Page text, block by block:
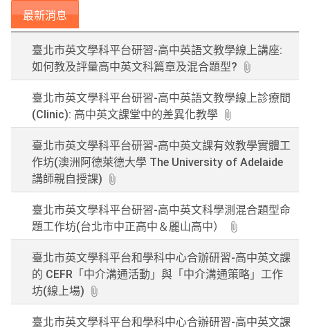
關
鍵
按
Enter
查
最新消息
臺北市英文學科平台研習-高中英語文教學線上講座:
如何教及評量高中英文科篇章及混合題型?
臺北市英文學科平台研習-高中英語文教學線上診療間
(Clinic): 高中英文課堂中的差異化教學
臺北市英文學科平台研習-高中英文課有效教學實體工
作坊(澳洲阿德萊德大學 The University of Adelaide
講師親自授課)
臺北市英文學科平台研習-高中英文科學測混合題型命
題工作坊(台北市中正高中＆麗山高中）
臺北市英文學科平台和學科中心合辦研習-高中英文課
的 CEFR「中介溝通活動」與「中介溝通策略」工作
坊(線上場)
臺北市英文學科平台和學科中心合辦研習-高中英文課